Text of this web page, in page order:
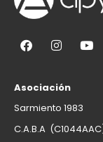
Asociación
Sarmiento 1983
C.A.B.A